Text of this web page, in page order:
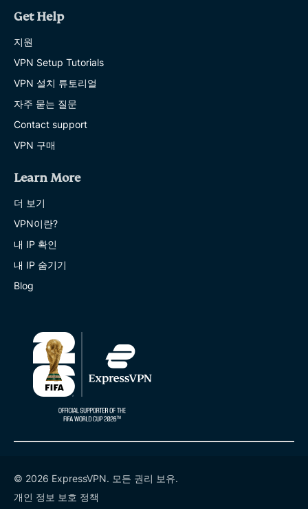
Get Help
지원
VPN Setup Tutorials
VPN 설치 튜토리얼
자주 묻는 질문
Contact support
VPN 구매
Learn More
더 보기
VPN이란?
내 IP 확인
내 IP 숨기기
Blog
© 2026 ExpressVPN. 모든 권리 보유.
개인 정보 보호 정책